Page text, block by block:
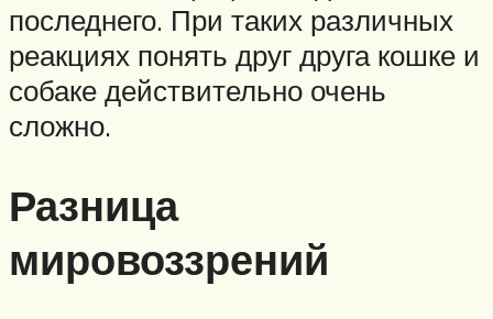
последнего. При таких различных
реакциях понять друг друга кошке и
собаке действительно очень
сложно.
Разница
мировоззрений